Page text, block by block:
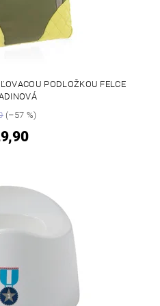
PODLOŽKOU FELCE
(–57 %)